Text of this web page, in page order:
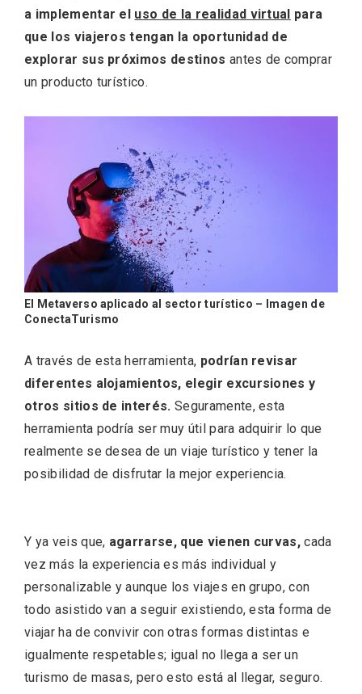
a implementar el uso de la realidad virtual para
que los viajeros tengan la oportunidad de
explorar sus próximos destinos antes de comprar
un producto turístico.
El Metaverso aplicado al sector turístico – Imagen de
ConectaTurismo
A través de esta herramienta, podrían revisar
diferentes alojamientos, elegir excursiones y
otros sitios de interés. Seguramente, esta
herramienta podría ser muy útil para adquirir lo que
realmente se desea de un viaje turístico y tener la
posibilidad de disfrutar la mejor experiencia.
Y ya veis que, agarrarse, que vienen curvas, cada
vez más la experiencia es más individual y
personalizable y aunque los viajes en grupo, con
todo asistido van a seguir existiendo, esta forma de
viajar ha de convivir con otras formas distintas e
igualmente respetables; igual no llega a ser un
turismo de masas, pero esto está al llegar, seguro.
Memoria, Tierra y Voz